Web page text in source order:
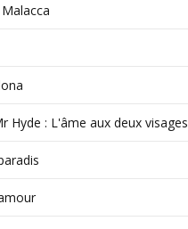
Hyde : L'âme aux deux visages